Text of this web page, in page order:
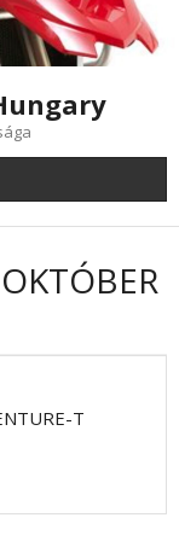
T